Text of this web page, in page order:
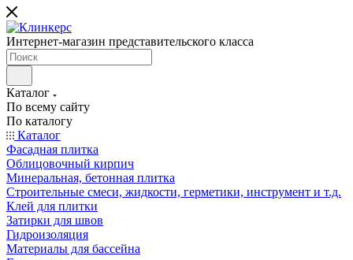
Интернет-магазин представительского класса
Каталог
По всему сайту
По каталогу
Каталог
Фасадная плитка
Облицовочный кирпич
Минеральная, бетонная плитка
Строительные смеси, жидкости, герметики, инструмент и т.д.
Клей для плитки
Затирки для швов
Гидроизоляция
Материалы для бассейна